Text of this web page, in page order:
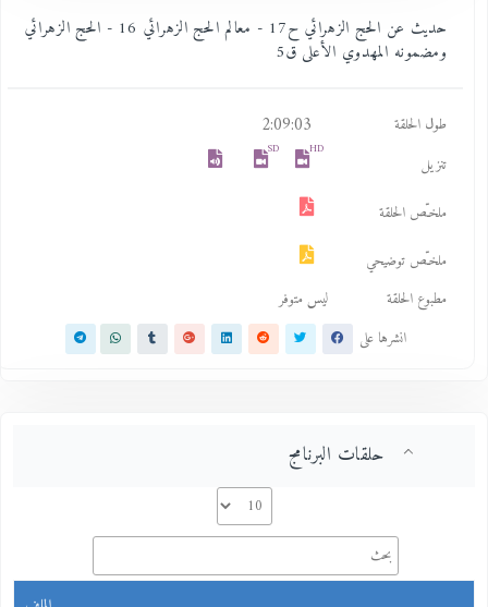
حديث عن الحج الزهرائي ح17 - معالم الحج الزهرائي 16 - الحج الزهرائي
ومضمونه المهدوي الأعلى ق5
طول الحلقة 2:09:03
تنزيل
HD
SD
ملخـّص الحلقة
ملخـّص توضيحي
مطبوع الحلقة
ليس متوفر
انشرها على
حلقات البرنامج